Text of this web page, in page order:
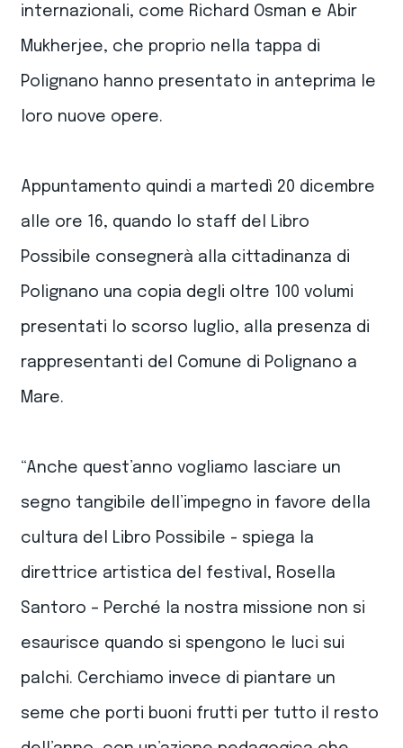
internazionali, come Richard Osman e Abir
Mukherjee, che proprio nella tappa di
Polignano hanno presentato in anteprima le
loro nuove opere.
Appuntamento quindi a martedì 20 dicembre
alle ore 16, quando lo staff del Libro
Possibile consegnerà alla cittadinanza di
Polignano una copia degli oltre 100 volumi
presentati lo scorso luglio, alla presenza di
rappresentanti del Comune di Polignano a
Mare.
“Anche quest’anno vogliamo lasciare un
segno tangibile dell’impegno in favore della
cultura del Libro Possibile - spiega la
direttrice artistica del festival, Rosella
Santoro – Perché la nostra missione non si
esaurisce quando si spengono le luci sui
palchi. Cerchiamo invece di piantare un
seme che porti buoni frutti per tutto il resto